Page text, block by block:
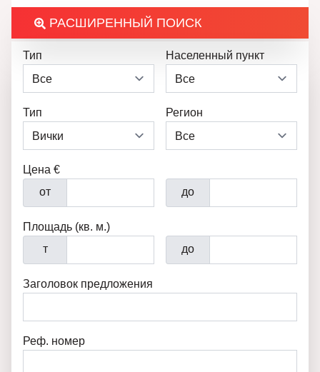
РАСШИРЕННЫЙ ПОИСК
Тип Населенный пункт
Тип Регион
Цена €
от
до
Площадь (кв. м.)
т
до
Заголовок предложения
Реф. номер